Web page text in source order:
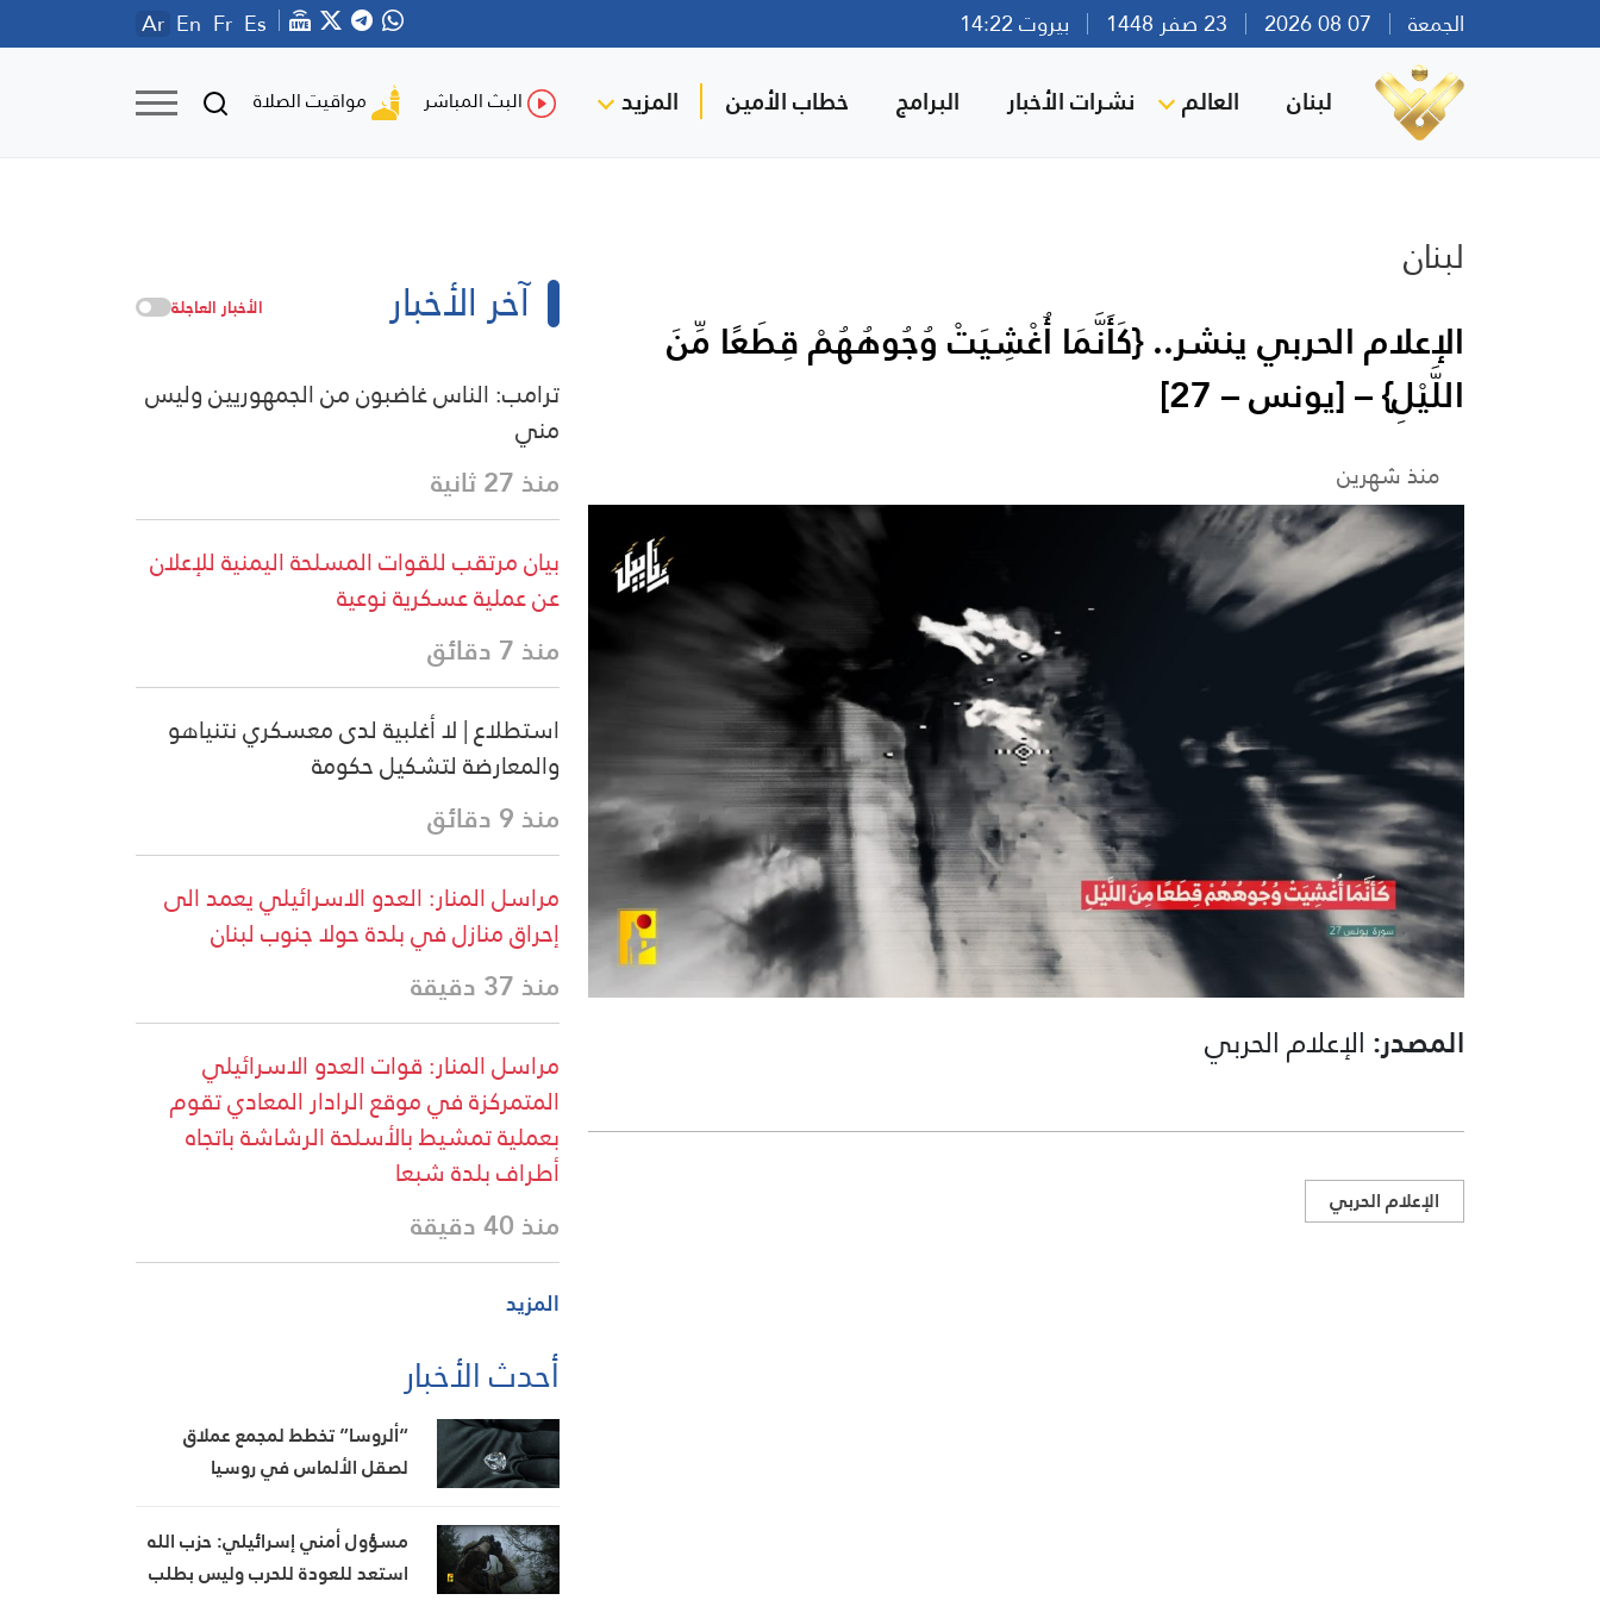
الجمعة بيروت 14:22 Ar En Fr Es
لبنان العالم نشرات الأخبار البرامج خطاب الأمين المزيد البث المباشر مواقيت الصلاة
لبنان
الإعلام الحربي ينشر.. {كَأَنَّمَا أُغْشِيَتْ وُجُوهُهُمْ قِطَعًا مِّنَ
اللَّيْلِ} – [يونس – 27]
منذ شهرين
المصدر: الإعلام الحربي
الإعلام الحربي
آخر الأخبار الأخبار العاجلة
ترامب: الناس غاضبون من الجمهوريين وليس
مني
منذ 27 ثانية
بيان مرتقب للقوات المسلحة اليمنية للإعلان
عن عملية عسكرية نوعية
منذ 7 دقائق
استطلاع | لا أغلبية لدى معسكري نتنياهو
والمعارضة لتشكيل حكومة
منذ 9 دقائق
مراسل المنار: العدو الاسرائيلي يعمد الى
إحراق منازل في بلدة حولا جنوب لبنان
منذ 37 دقيقة
مراسل المنار: قوات العدو الاسرائيلي
المتمركزة في موقع الرادار المعادي تقوم
بعملية تمشيط بالأسلحة الرشاشة باتجاه
أطراف بلدة شبعا
منذ 40 دقيقة
المزيد
أحدث الأخبار
“ألروسا” تخطط لمجمع عملاق
لصقل الألماس في روسيا
مسؤول أمني إسرائيلي: حزب الله
استعد للعودة للحرب وليس بطلب